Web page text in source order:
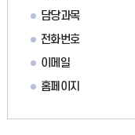
담당과목
전화번호
이메일
홈페이지